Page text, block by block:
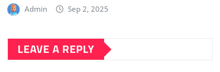
Admin Sep 2, 2025
LEAVE A REPLY